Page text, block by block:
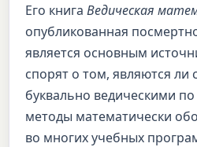
Его книгаВедическая
опубликованная
является основным
спорят о том, являются ли
буквально ведическими
методы математически
во многих учебных